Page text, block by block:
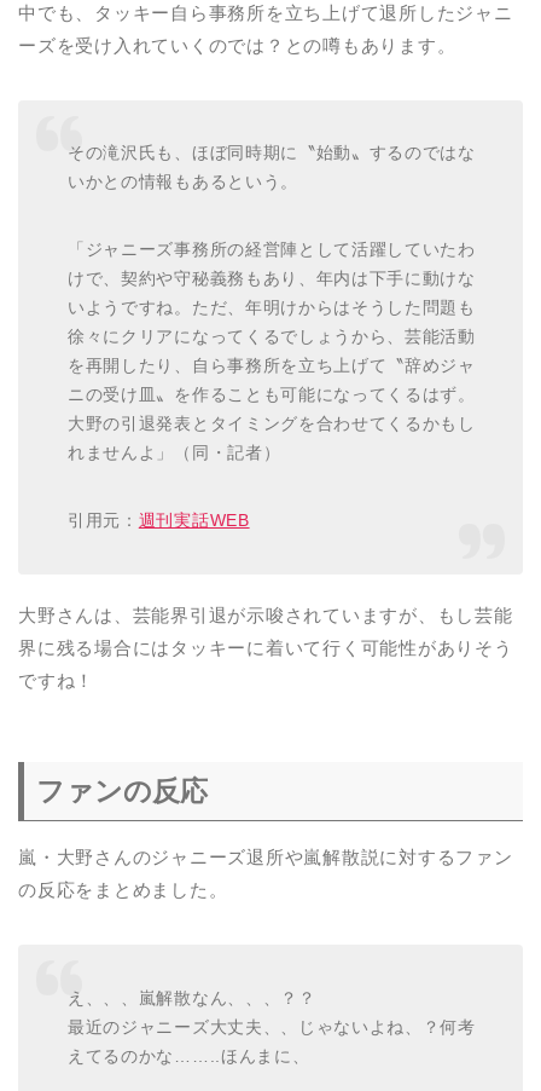
中でも、タッキー自ら事務所を立ち上げて退所したジャニ
ーズを受け入れていくのでは？との噂もあります。
その滝沢氏も、ほぼ同時期に〝始動〟するのではな
いかとの情報もあるという。
「ジャニーズ事務所の経営陣として活躍していたわ
けで、契約や守秘義務もあり、年内は下手に動けな
いようですね。ただ、年明けからはそうした問題も
徐々にクリアになってくるでしょうから、芸能活動
を再開したり、自ら事務所を立ち上げて〝辞めジャ
ニの受け皿〟を作ることも可能になってくるはず。
大野の引退発表とタイミングを合わせてくるかもし
れませんよ」（同・記者）
引用元： 週刊実話WEB
大野さんは、芸能界引退が示唆されていますが、もし芸能
界に残る場合にはタッキーに着いて行く可能性がありそう
ですね！
ファンの反応
嵐・大野さんのジャニーズ退所や嵐解散説に対するファン
の反応をまとめました。
え、、、嵐解散なん、、、？？
最近のジャニーズ大丈夫、、じゃないよね、？何考
えてるのかな……..ほんまに、